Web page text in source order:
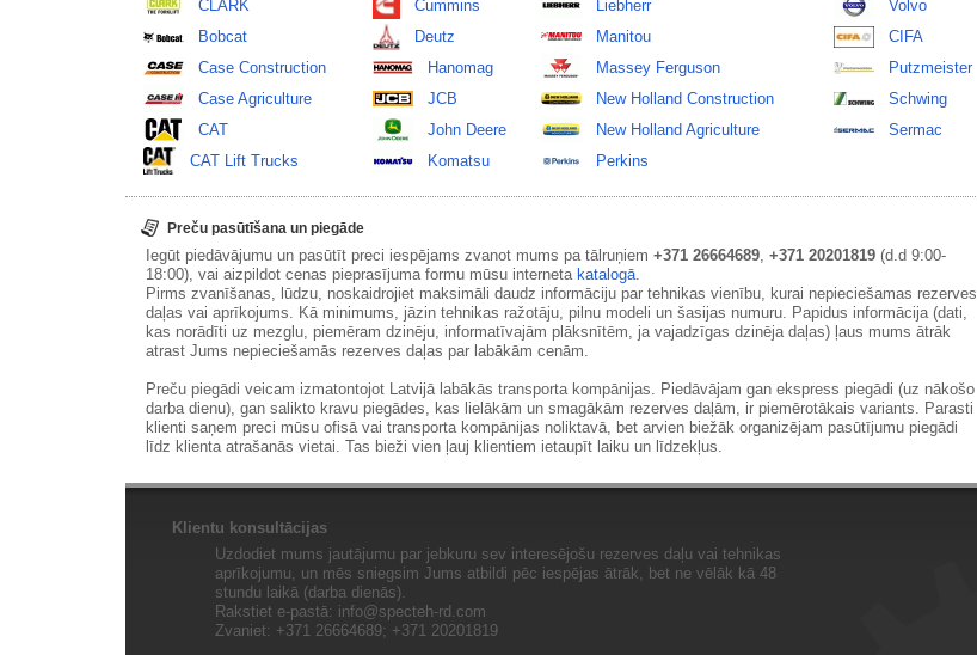
CLARK
Bobcat
Case Construction
Case Agriculture
CAT
CAT Lift Trucks
Cummins
Deutz
Hanomag
JCB
John Deere
Komatsu
Liebherr
Manitou
Massey Ferguson
New Holland Construction
New Holland Agriculture
Perkins
Volvo
CIFA
Putzmeister
Schwing
Sermac
Preču pasūtīšana un piegāde
Iegūt piedāvājumu un pasūtīt preci iespējams zvanot mums pa tālruņiem +371 26664689, +371 20201819(d.d 9:00-
18:00), vai aizpildot cenas pieprasījuma formu mūsu interneta katalogā.
Pirms zvanīšanas, lūdzu, noskaidrojiet maksimāli daudz informāciju par tehnikas vienību, kurai nepieciešamas rezerves
daļas vai aprīkojums. Kā minimums, jāzin tehnikas ražotāju, pilnu modeli un šasijas numuru. Papidus informācija (dati,
kas norādīti uz mezglu, piemēram dzinēju, informatīvajām plāksnītēm, ja vajadzīgas dzinēja daļas) ļaus mums ātrāk
atrast Jums nepieciešamās rezerves daļas par labākām cenām.
Preču piegādi veicam izmatontojot Latvijā labākās transporta kompānijas. Piedāvājam gan ekspress piegādi (uz nākošo
darba dienu), gan salikto kravu piegādes, kas lielākām un smagākām rezerves daļām, ir piemērotākais variants. Parasti
klienti saņem preci mūsu ofisā vai transporta kompānijas noliktavā, bet arvien biežāk organizējam pasūtījumu piegādi
līdz klienta atrašanās vietai. Tas bieži vien ļauj klientiem ietaupīt laiku un līdzekļus.
Klientu konsultācijas
Uzdodiet mums jautājumu par jebkuru sev interesējošu rezerves daļu vai tehnikas
aprīkojumu, un mēs sniegsim Jums atbildi pēc iespējas ātrāk, bet ne vēlāk kā 48
stundu laikā (darba dienās).
Rakstiet e-pastā: info@specteh-rd.com
Zvaniet: +371 26664689; +371 20201819